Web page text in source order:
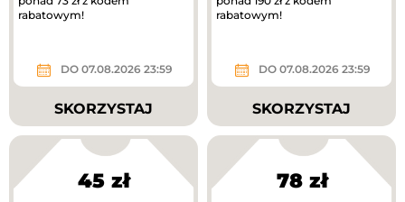
rabatowym!
DO 07.08.2026 23:59
SKORZYSTAJ
rabatowym!
DO 07.08.2026 23:59
SKORZYSTAJ
45 zł 78 zł